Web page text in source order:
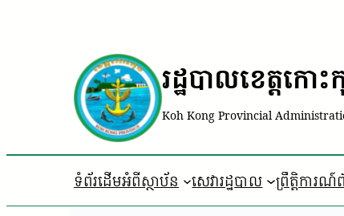
រដ្ឋបាលខេត្តកោះ
Koh Kong Provincial
ទំព័រដើមអំពីស្ថាប័ន សេវារដ្ឋបាល ព្រឹត្តិការណ៍